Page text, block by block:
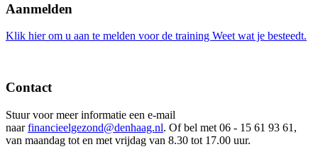
Aanmelden
Klik hier om u aan te melden voor de training Weet wat je besteedt.
Contact
Stuur voor meer informatie een e-mail
naarfinancieelgezond@denhaag.nl. Of bel met 06 - 15 61 93 61,
van maandag tot en met vrijdag van 8.30 tot 17.00 uur.